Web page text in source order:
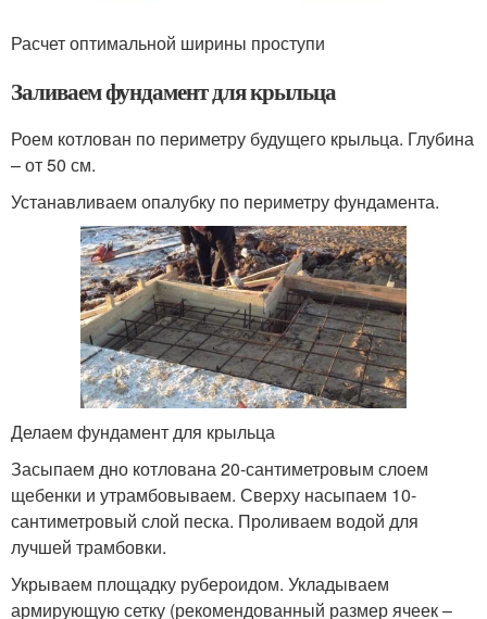
Расчет оптимальной ширины проступи
Заливаем фундамент для крыльца
Роем котлован по периметру будущего крыльца. Глубина
– от 50 см.
Устанавливаем опалубку по периметру фундамента.
Делаем фундамент для крыльца
Засыпаем дно котлована 20-сантиметровым слоем
щебенки и утрамбовываем. Сверху насыпаем 10-
сантиметровый слой песка. Проливаем водой для
лучшей трамбовки.
Укрываем площадку рубероидом. Укладываем
армирующую сетку (рекомендованный размер ячеек –